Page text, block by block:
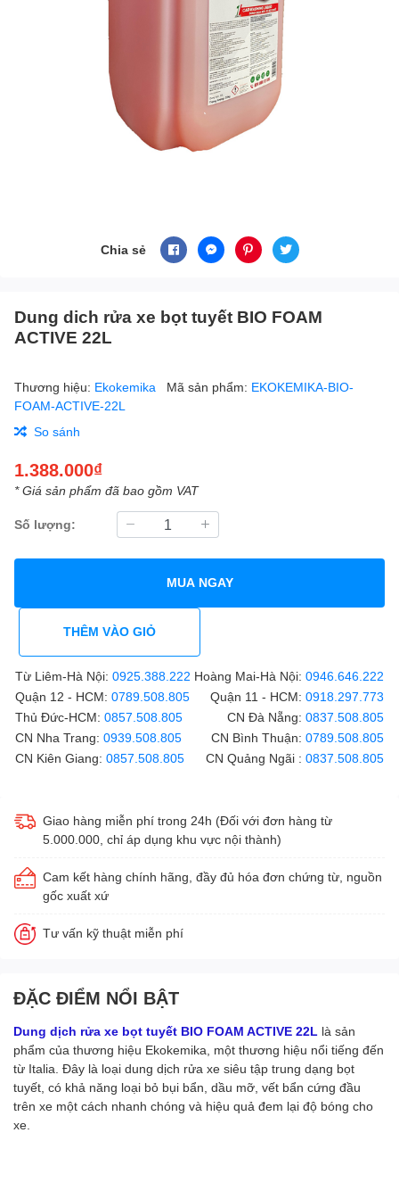
Chia sẻ
Dung dich rửa xe bọt tuyết BIO FOAM
ACTIVE 22L
Thương hiệu: Ekokemika Mã sản phẩm: EKOKEMIKA-BIO-
FOAM-ACTIVE-22L
So sánh
1.388.000₫
* Giá sản phẩm đã bao gồm VAT
Số lượng:
MUA NGAY
THÊM VÀO GIỎ
Từ Liêm-Hà Nội: 0925.388.222 Hoàng Mai-Hà Nội: 0946.646.222
Quận 12 - HCM: 0789.508.805 Quận 11 - HCM: 0918.297.773
Thủ Đức-HCM: 0857.508.805 CN Đà Nẵng: 0837.508.805
CN Nha Trang: 0939.508.805 CN Bình Thuận: 0789.508.805
CN Kiên Giang: 0857.508.805 CN Quảng Ngãi : 0837.508.805
Giao hàng miễn phí trong 24h (Đối với đơn hàng từ
5.000.000, chỉ áp dụng khu vực nội thành)
Cam kết hàng chính hãng, đầy đủ hóa đơn chứng từ, nguồn
gốc xuất xứ
Tư vấn kỹ thuật miễn phí
ĐẶC ĐIỂM NỔI BẬT
Dung dịch rửa xe bọt tuyết BIO FOAM ACTIVE 22L là sản
phẩm của thương hiệu Ekokemika, một thương hiệu nổi tiếng đến
từ Italia. Đây là loại dung dịch rửa xe siêu tập trung dạng bọt
tuyết, có khả năng loại bỏ bụi bẩn, dầu mỡ, vết bẩn cứng đầu
trên xe một cách nhanh chóng và hiệu quả đem lại độ bóng cho
xe.